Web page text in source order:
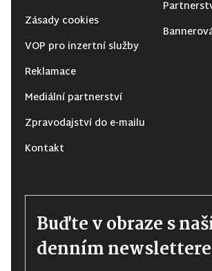
Zásady cookies
VOP pro inzertní služby
Reklamace
Mediální partnerství
Zpravodajství do e-mailu
Kontakt
Buďte v obraze s
denním